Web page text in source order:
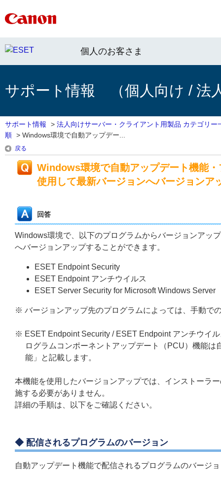
個人のお客さま
サポート情報 （個人向け / 法
サポート情報 > 法人向けサーバー・クライアント用製品 カテゴリー
順 > Windows環境で自動アップデー...
戻る
Windows環境で自動アップデート機能
使用して最新バージョンへバージョンア
回答
Windows環境で、以下のプログラムからバージョンアッ
へバージョンアップすることができます。
ESET Endpoint Security
ESET Endpoint アンチウイルス
ESET Server Security for Microsoft Windows Server
※ バージョンアップ先のプログラムによっては、手動で
※ ESET Endpoint Security / ESET Endpoint アンチウイ
ログラムコンポーネントアップデート（PCU）機能
能」と記載します。
本機能を使用したバージョンアップでは、インストーラ
施する必要がありません。
詳細の手順は、以下をご確認ください。
◆ 配信されるプログラムのバージョン
自動アップデート機能で配信されるプログラムのバージ